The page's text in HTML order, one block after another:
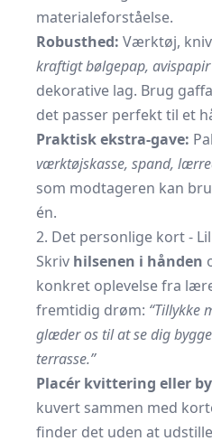
materialeforståelse.
Robusthed: Værktøj,
kraftigt bølgepap,
dekorative lag. Brug
det passer perfekt til et
Praktisk ekstra-gave:
værktøjskasse, spand,
som modtageren kan
én.
2. Det personlige kort -
Skriv hilsenen i hånden
konkret oplevelse fra
fremtidig drøm: “Tillykke
glæder os til at se dig
terrasse.”
Placér kvittering eller
kuvert sammen med
finder det uden at